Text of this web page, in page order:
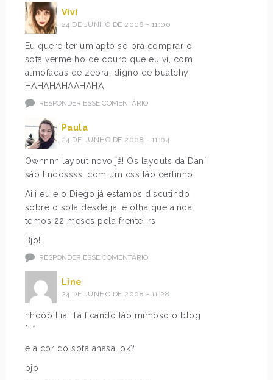
Vivi
24 DE JUNHO DE 2008 - 11:00
Eu quero ter um apto só pra comprar o
sofá vermelho de couro que eu vi, com
almofadas de zebra, digno de buatchy
HAHAHAHAAHAHA
RESPONDER ESSE COMENTÁRIO
Paula
24 DE JUNHO DE 2008 - 11:04
Ownnnn layout novo já! Os layouts da Dani
são lindossss, com um css tão certinho!
Aiii eu e o Diego já estamos discutindo
sobre o sofá desde já, e olha que ainda
temos 22 meses pela frente! rs
Bjo!
RESPONDER ESSE COMENTÁRIO
Line
24 DE JUNHO DE 2008 - 11:28
nhóóó Lia! Tá ficando tão mimoso o blog
*-*
e a cor do sofá ahasa, ok?
bjo